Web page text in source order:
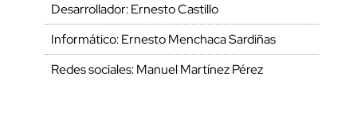
Desarrollador: Ernesto Castillo
Informático: Ernesto Menchaca Sardiñas
Redes sociales: Manuel Martínez Pérez